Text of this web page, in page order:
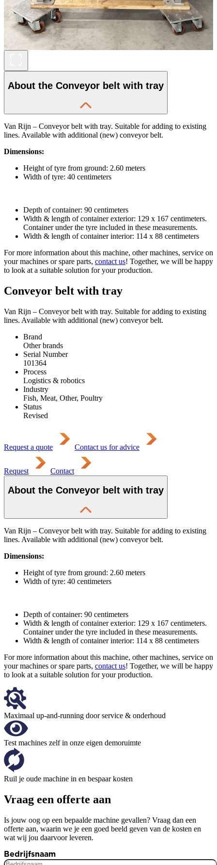
About the Conveyor belt with tray
Van Rijn – Conveyor belt with tray. Suitable for adding to existing
lines. Available with additional (new) conveyor belt.
Dimensions:
Height of tyre from ground: 2.60 meters
Width of tyre: 40 centimeters
Depth of container: 90 centimeters
Width & length of container exterior: 129 x 167 centimeters.
Container under the tyre included in these measurements.
Width & length of container interior: 114 x 88 centimeters
For more information about this machine, other machines, service on
your machines or spare parts, contact us! Together, we will be happy
to look at a suitable solution for your production.
Conveyor belt with tray
Van Rijn – Conveyor belt with tray. Suitable for adding to existing
lines. Available with additional (new) conveyor belt.
Brand
Other brands
Serial Number
101364
Process
Logistics & robotics
Industry
Fish, Meat, Other, Poultry
Status
Revised
Request a quote Contact us for advice
Request Contact
About the Conveyor belt with tray
Van Rijn – Conveyor belt with tray. Suitable for adding to existing
lines. Available with additional (new) conveyor belt.
Dimensions:
Height of tyre from ground: 2.60 meters
Width of tyre: 40 centimeters
Depth of container: 90 centimeters
Width & length of container exterior: 129 x 167 centimeters.
Container under the tyre included in these measurements.
Width & length of container interior: 114 x 88 centimeters
For more information about this machine, other machines, service on
your machines or spare parts, contact us! Together, we will be happy
to look at a suitable solution for your production.
Maximaal up-and-running door service & onderhoud
Test machines zelf in onze eigen demoruimte
Ruil je oude machine in en bespaar kosten
Vraag een offerte aan
Is jouw oog op een bepaalde machine gevallen? Vraag dan een
offerte aan, waarin we je een goed beeld geven van de kosten en
wat wij jou daarvoor leveren.
Bedrijfsnaam